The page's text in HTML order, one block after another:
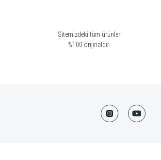
Sitemizdeki tüm ürünler
%100 orijinaldir.